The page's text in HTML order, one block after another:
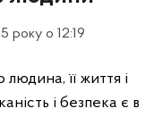
року о 12:19
її життя і
і безпека є в